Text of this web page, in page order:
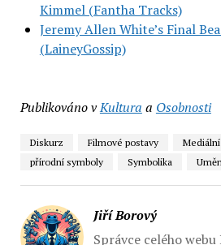
Kimmel (Fantha Tracks)
Jeremy Allen White’s Final
(LaineyGossip)
Publikováno vKultura a Osobnosti
Diskurz Filmové postavy
přírodní symboly
Symbolika
Jiří Borový
Správce celého